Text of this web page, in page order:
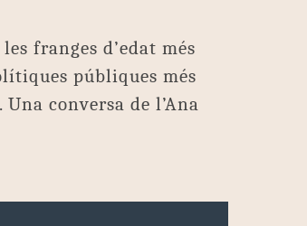
franges d’edat més
públiques més
conversa de l’Ana